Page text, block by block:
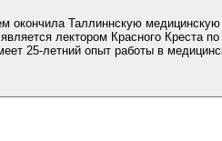
окончила Таллиннскую
лектором Красного Креста
25-летний опыт работы в